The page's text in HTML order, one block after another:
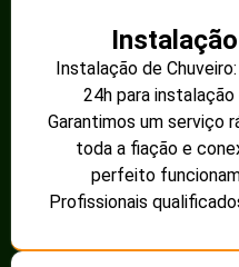
Instalação de
24h para
Garantimos um serviço
toda a fiação e
perfeito
Profissionais